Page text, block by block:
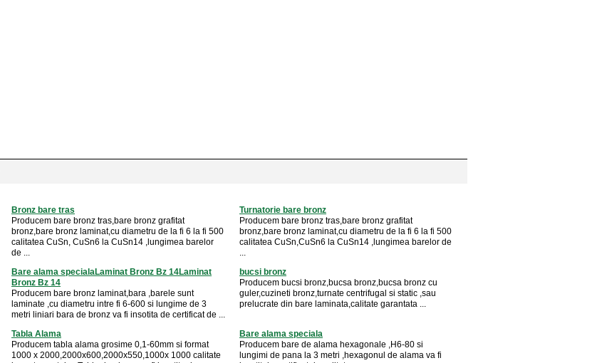
Bronz bare tras
Producem bare bronz tras,bare bronz grafitat
bronz,bare bronz laminat,cu diametru de la fi 6 la fi 500
calitatea CuSn, CuSn6 la CuSn14 ,lungimea barelor
de ...
Turnatorie bare bronz
Producem bare bronz tras,bare bronz grafitat
bronz,bare bronz laminat,cu diametru de la fi 6 la fi 500
calitatea CuSn,CuSn6 la CuSn14 ,lungimea barelor de
...
Bare alama specialaLaminat Bronz Bz 14Laminat
Bronz Bz 14
Producem bare bronz laminat,bara ,barele sunt
laminate ,cu diametru intre fi 6-600 si lungime de 3
metri liniari bara de bronz va fi insotita de certificat de ...
bucsi bronz
Producem bucsi bronz,bucsa bronz,bucsa bronz cu
guler,cuzineti bronz,turnate centrifugal si static ,sau
prelucrate din bare laminata,calitate garantata ...
Tabla Alama
Producem tabla alama grosime 0,1-60mm si format
1000 x 2000,2000x600,2000x550,1000x 1000 calitate
Bare alama speciala
Producem bare de alama hexagonale ,H6-80 si
lungimi de pana la 3 metri ,hexagonul de alama va fi